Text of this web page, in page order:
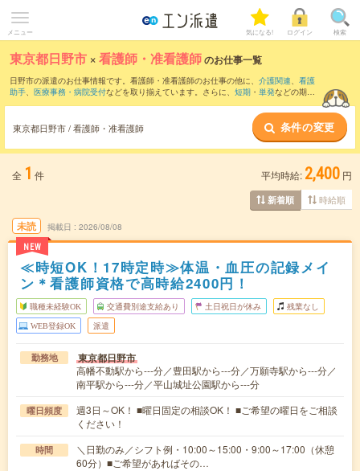
メニュー 気になる! ログイン 検索
東京都日野市 ×看護師・准看護師のお仕事一覧
日野市の派遣のお仕事情報です。看護師・准看護師のお仕事の他に、 介護関連、 看護
助手、 医療事務・病院受付などを取り揃えています。さらに、 短期 ・ 単発などの期間
東京都日野市 / 看護師・准看護師 条件の変更
全 1 件 平均時給: 2,400 円
新着順 時給順
未読
NEW
掲載日 2026/08/08
≪時短OK！17時定時≫体温・血圧の記録メイ
ン＊看護師資格で高時給2400円！
職種未経験OK 交通費別途支給あり 土日祝日が休み 残業なし
WEB登録OK 派遣
勤務地 東京都日野市
高幡不動駅から---分／豊田駅から---分／万願寺駅から---分／
南平駅から---分／平山城址公園駅から---分
曜日頻度
週3日～OK！ ■曜日固定の相談OK！ ■ご希望の曜日をご相談
ください！
時間
＼日勤のみ／シフト例・10:00～15:00・9:00～17:00（休憩
60分）■ご希望があればその…